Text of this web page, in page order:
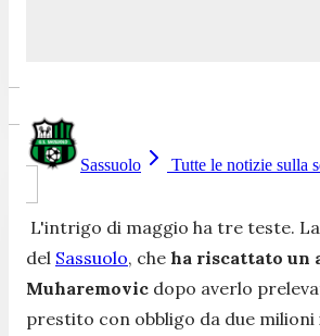
Sassuolo Tutte le notizie sulla
L'intrigo di maggio ha tre teste.
del Sassuolo, che ha riscattato un
Muharemovic dopo averlo
prestito con obbligo da due milioni